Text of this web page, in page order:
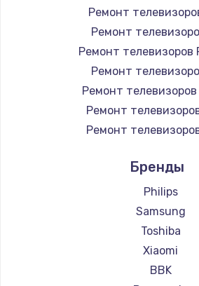
Заказать
Замена
1100 руб.
Заказать
Замена шим-
Заказать
Настройка Wi-Fi
1030 руб.
Заказать
Ремонт
Ремонт
Ремонт телевизоров
Ремонт
Ремонт телевизоров
Ремонт
Ремонт
Ремонт телевизоров
Ремонт телевизоров
Ремонт телевизоров
Ремонт телевизоров
Ремонт телевизоров
Ремонт телевизоров
Бренды
Philips
Samsung
Toshiba
Xiaomi
BBK